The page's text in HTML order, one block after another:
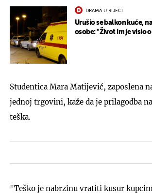
DRAMA U RIJECI
Urušio se balkon kuće,
osobe: "Život im je visio
Studentica Mara Matijević, zaposlena
jednoj trgovini, kaže da je prilagodba
teška.
"Teško je nabrzinu vratiti kusur